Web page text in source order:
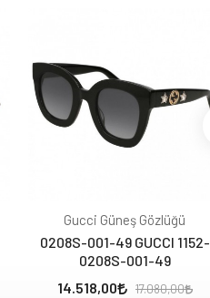
Gucci Güneş Gözlüğü
0208S-001-49 GUCCI 1152-
0208S-001-49
14.518,00
17.080,00